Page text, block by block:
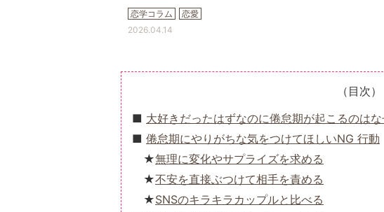
恋学コラム 恋愛
2026.04.14
（目次）
大好きだったはずなのに倦怠期が起こるのはな
倦怠期にやりがちな気をつけてほしいNG 行動
無理に変化やサプライズを求める
不安を直接ぶつけて相手を責める
SNSのキラキラカップルと比べる